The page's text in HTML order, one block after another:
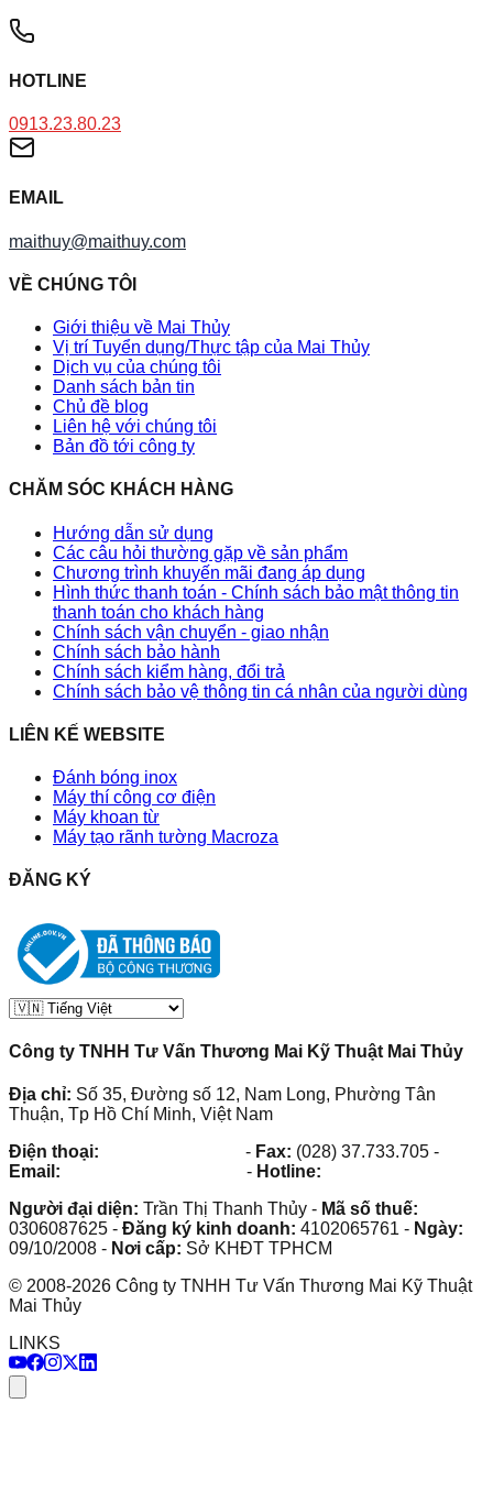
HOTLINE
0913.23.80.23
EMAIL
maithuy@maithuy.com
VỀ CHÚNG TÔI
Giới thiệu về Mai Thủy
Vị trí Tuyển dụng/Thực tập của Mai Thủy
Dịch vụ của chúng tôi
Danh sách bản tin
Chủ đề blog
Liên hệ với chúng tôi
Bản đồ tới công ty
CHĂM SÓC KHÁCH HÀNG
Hướng dẫn sử dụng
Các câu hỏi thường gặp về sản phẩm
Chương trình khuyến mãi đang áp dụng
Hình thức thanh toán - Chính sách bảo mật thông tin
thanh toán cho khách hàng
Chính sách vận chuyển - giao nhận
Chính sách bảo hành
Chính sách kiểm hàng, đổi trả
Chính sách bảo vệ thông tin cá nhân của người dùng
LIÊN KẾ WEBSITE
Đánh bóng inox
Máy thí công cơ điện
Máy khoan từ
Máy tạo rãnh tường Macroza
ĐĂNG KÝ
Công ty TNHH Tư Vấn Thương Mai Kỹ Thuật Mai Thủy
Địa chỉ: Số 35, Đường số 12, Nam Long, Phường Tân
Thuận, Tp Hồ Chí Minh, Việt Nam
Điện thoại:
- Fax: (028) 37.733.705 -
Email:
- Hotline:
Người đại diện: Trần Thị Thanh Thủy - Mã số thuế:
0306087625 - Đăng ký kinh doanh: 4102065761 - Ngày:
09/10/2008 - Nơi cấp: Sở KHĐT TPHCM
© 2008-2026 Công ty TNHH Tư Vấn Thương Mai Kỹ Thuật
Mai Thủy
LINKS